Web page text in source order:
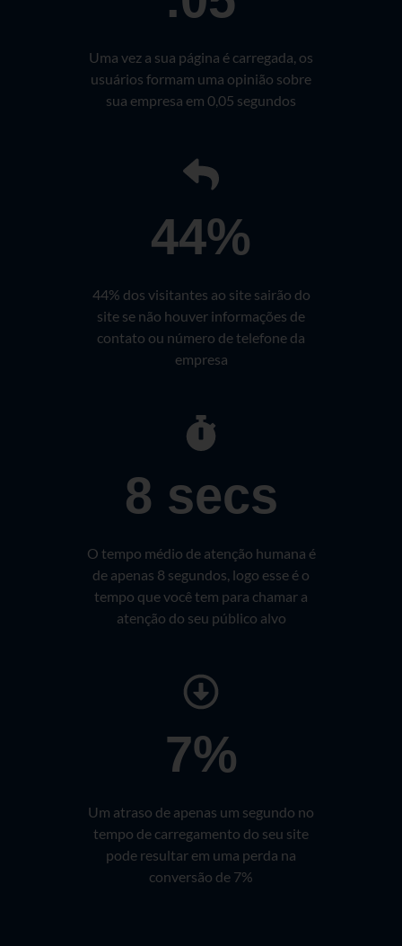
Uma vez a sua página é carregada, os
usuários formam uma opinião sobre
sua empresa em 0,05 segundos
44%
44% dos visitantes ao site sairão do
site se não houver informações de
contato ou número de telefone da
empresa
8 secs
O tempo médio de atenção humana é
de apenas 8 segundos, logo esse é o
tempo que você tem para chamar a
atenção do seu público alvo
7%
Um atraso de apenas um segundo no
tempo de carregamento do seu site
pode resultar em uma perda na
conversão de 7%